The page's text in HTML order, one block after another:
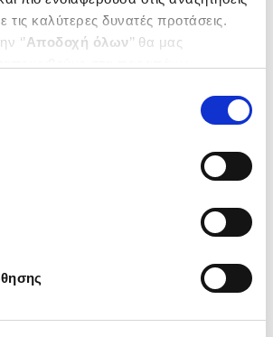
τις καλύτερες δυνατές προτάσεις.
‘’Αποδοχή όλων’’ θα μας
επιλέξετε από τα παρακάτω με την
΄΄και να ενημερωθείτε σχετικά με